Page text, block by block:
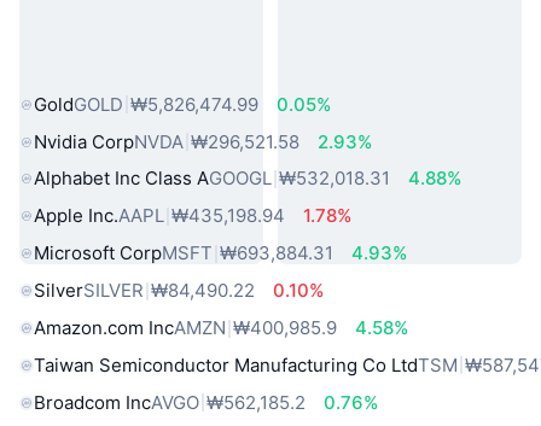
GoldGOLD ₩5,826,474.99
0.05%
Nvidia CorpNVDA ₩296,521.58
2.93%
Alphabet Inc Class AGOOGL ₩532,018.31
4.88%
Apple Inc.AAPL ₩435,198.94
1.78%
Microsoft CorpMSFT ₩693,884.31
4.93%
SilverSILVER ₩84,490.22
0.10%
Amazon.com IncAMZN ₩400,985.9
4.58%
Taiwan Semiconductor Manufacturing Co LtdTSM
Broadcom IncAVGO ₩562,185.2
0.76%